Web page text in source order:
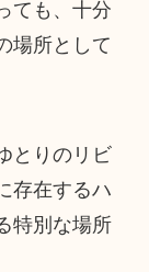
ても、十分
場所として
とりのリビ
存在するハ
特別な場所